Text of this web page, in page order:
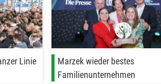
Linie
Marzek wieder bestes
Familienunternehmen